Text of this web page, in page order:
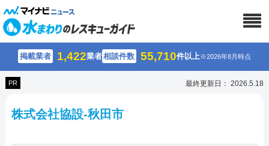
掲載業者 1,422業者相談件数 55,710件以上※2026年8月時点
PR 最終更新日： 2026.5.18
株式会社協設-秋田市